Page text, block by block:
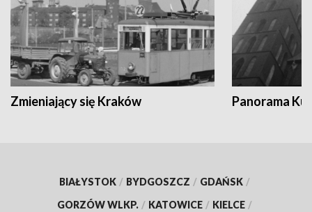
Zmieniający się Kraków Panorama
BIAŁYSTOK / BYDGOSZCZ / GDAŃSK /
GORZÓW WLKP. / KATOWICE / KIELCE /